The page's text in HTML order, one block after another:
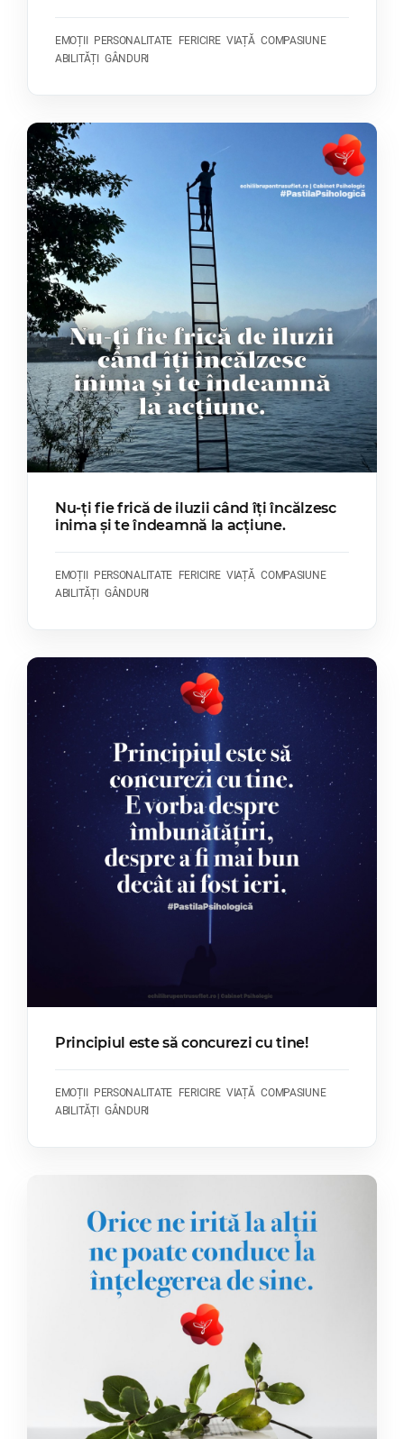
EMOȚII PERSONALITATE FERICIRE VIAȚĂ COMPASIUNE
ABILITĂȚI
GÂNDURI
Nu-ți fie frică de iluzii când îți încălzesc
inima și te îndeamnă la acțiune.
EMOȚII PERSONALITATE FERICIRE VIAȚĂ COMPASIUNE
ABILITĂȚI
GÂNDURI
Principiul este să concurezi cu tine!
EMOȚII PERSONALITATE FERICIRE VIAȚĂ COMPASIUNE
ABILITĂȚI
GÂNDURI